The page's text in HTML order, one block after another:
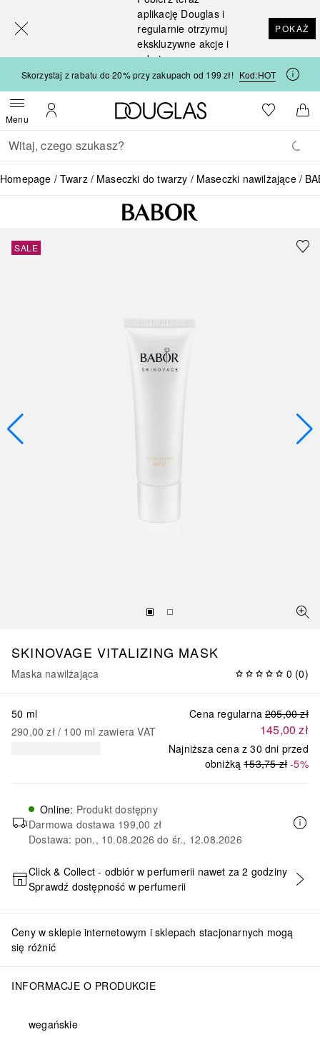
aplikację Douglas i
regularnie otrzymuj
ekskluzywne akcje i
rabaty
POKAŻ
Skorzystaj z rabatu do 20% przy zakupach od 199 zł! Kod:HOT
MenuOtwórz menuMoje konto
Strona główna Douglas
Do listyDo
Wracać
Wykonaj wyszukiwanie
Homepage Twarz Maseczki do twarzy Maseczki nawilżające
SALE
SKINOVAGE VITALIZING MASK
Maska nawilżająca 0 (0)
Cena regularna 205,00 zł
145,00 zł
Najniższa cena z 30 dni przed
obniżką 153,75 zł -5%
50 ml
290,00 zł / 100 ml zawiera VAT
Online: Produkt dostępny
Darmowa dostawa 199,00 zł
Dostawa: pon., 10.08.2026 do śr., 12.08.2026
DODAJ DO KOSZYKA
Click & Collect - odbiór w perfumerii nawet za 2 godziny
Sprawdź dostępność w perfumerii
Ceny w sklepie internetowym i sklepach stacjonarnych mogą
się różnić
INFORMACJE O PRODUKCIE
wegańskie
[navigation.slideout.screenreader]